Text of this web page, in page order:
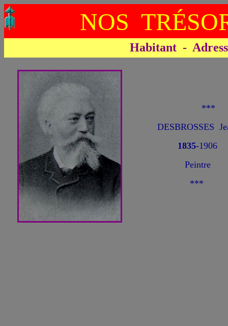
NOS
Habitant -
DESBROSSES
1835-1906
Peintre
***